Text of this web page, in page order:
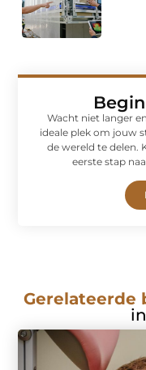
Wacht niet langer
ideale plek om jouw
de wereld te delen.
eerste stap
Gerelateerde